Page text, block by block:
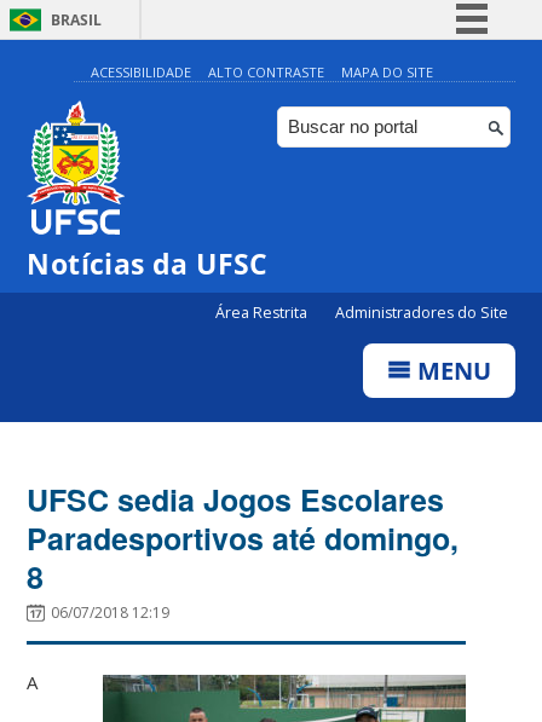
BRASIL
Simplifique!
Comunica BR
Participe
ACESSIBILIDADE ALTO CONTRASTE MAPA DO SITE
Notícias da UFSC
Área Restrita Administradores do Site
MENU
UFSC sedia Jogos Escolares
Paradesportivos até domingo,
8
06/07/2018 12:19
A